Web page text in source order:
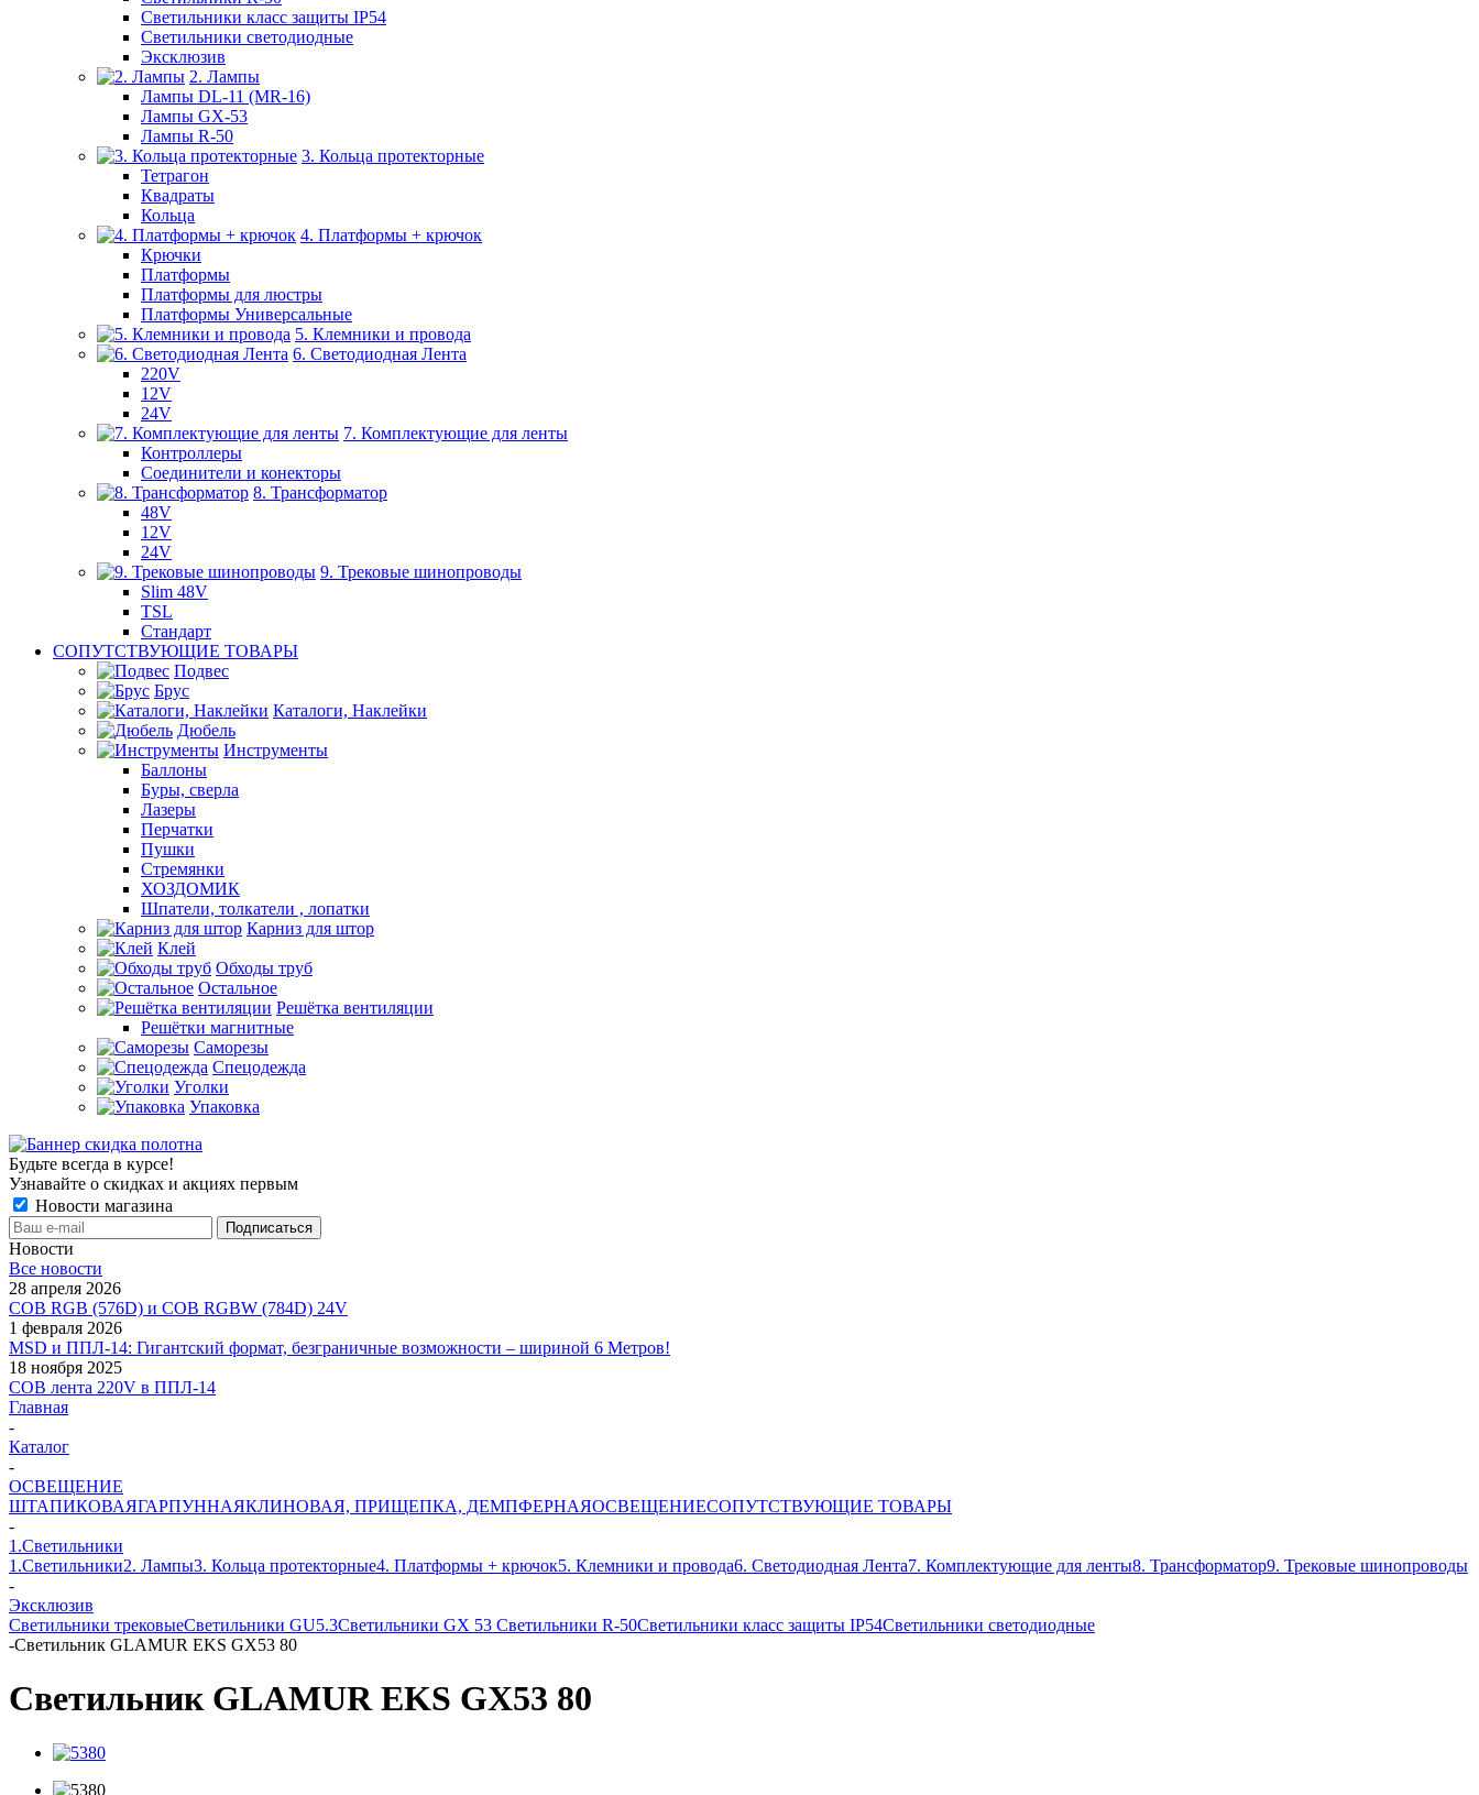
Светильники класс защиты IP54
Светильники светодиодные
Эксклюзив
2. Лампы
Лампы DL-11 (MR-16)
Лампы GX-53
Лампы R-50
3. Кольца протекторные
Тетрагон
Квадраты
Кольца
4. Платформы + крючок
Крючки
Платформы
Платформы для люстры
Платформы Универсальные
5. Клемники и провода
6. Светодиодная Лента
220V
12V
24V
7. Комплектующие для ленты
Контроллеры
Соединители и конекторы
8. Трансформатор
48V
12V
24V
9. Трековые шинопроводы
Slim 48V
TSL
Стандарт
СОПУТСТВУЮЩИЕ ТОВАРЫ
Подвес
Брус
Каталоги, Наклейки
Дюбель
Инструменты
Баллоны
Буры, сверла
Лазеры
Перчатки
Пушки
Стремянки
ХОЗДОМИК
Шпатели, толкатели , лопатки
Карниз для штор
Клей
Обходы труб
Остальное
Решётка вентиляции
Решётки магнитные
Саморезы
Спецодежда
Уголки
Упаковка
Будьте всегда в курсе!
Узнавайте о скидках и акциях первым
Новости магазина
Новости
Все новости
28 апреля 2026
COB RGB (576D) и COB RGBW (784D) 24V
1 февраля 2026
MSD и ППЛ-14: Гигантский формат, безграничные возможности – шириной 6 Метров!
18 ноября 2025
COB лента 220V в ППЛ-14
Главная
-
Каталог
-
ОСВЕЩЕНИЕ
ШТАПИКОВАЯГАРПУННАЯКЛИНОВАЯ, ПРИЩЕПКА, ДЕМПФЕРНАЯОСВЕЩЕНИЕСОПУТСТВУЮЩИЕ ТОВАРЫ
-
1.Светильники
1.Светильники2. Лампы3. Кольца протекторные4. Платформы + крючок5. Клемники и провода6. Светодиодная Лента7. Комплектующие для ленты8. Трансформатор9. Трековые шинопроводы
-
Эксклюзив
Светильники трековыеСветильники GU5.3Светильники GX 53 Светильники R-50Светильники класс защиты IP54Светильники светодиодные
-Светильник GLAMUR EKS GX53 80
Светильник GLAMUR EKS GX53 80